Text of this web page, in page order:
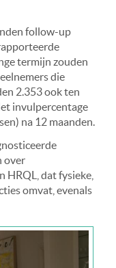
follow-up
termijn zouden
die
2.353 ook ten
invulpercentage
na 12 maanden.
over
HRQL, dat fysieke,
omvat, evenals